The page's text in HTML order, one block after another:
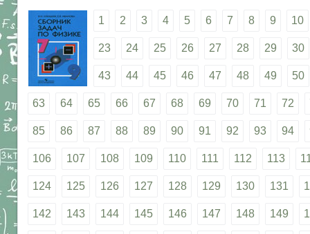
1 2 3 4 5 6 7 8 9 10
23 24 25 26 27 28 29 30
43 44 45 46 47 48 49 50
63 64 65 66 67 68 69 70 71 72
85 86 87 88 89 90 91 92 93 94
106 107 108 109 110 111 112 113
124 125 126 127 128 129 130 131
142 143 144 145 146 147 148 149